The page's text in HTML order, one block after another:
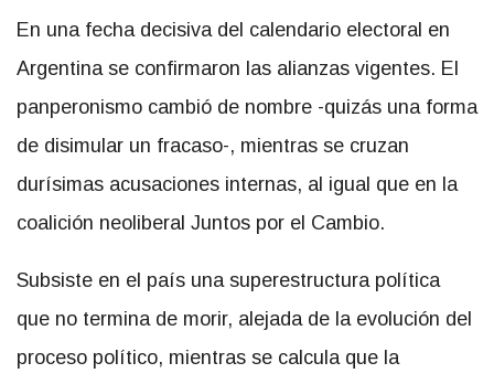
En una fecha decisiva del calendario electoral en
Argentina se confirmaron las alianzas vigentes. El
panperonismo cambió de nombre -quizás una forma
de disimular un fracaso-, mientras se cruzan
durísimas acusaciones internas, al igual que en la
coalición neoliberal Juntos por el Cambio.
Subsiste en el país una superestructura política
que no termina de morir, alejada de la evolución del
proceso político, mientras se calcula que la